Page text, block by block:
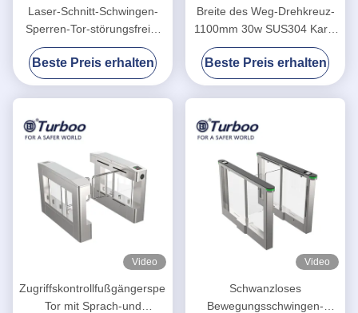
Laser-Schnitt-Schwingen-
Sperren-Tor-störungsfreier
Durchgang für
Vergnügungsparks
Beste Preis erhalten
Breite des Weg-Drehkreuz-
1100mm 30w SUS304 Karte
Schwingen-Sperren-des Tor-
RFID für Handikap
Beste Preis erhalten
Video
Zugriffskontrollfußgängersperren-
Tor mit Sprach-und
Video
Schwanzloses
Bewegungsschwingen-